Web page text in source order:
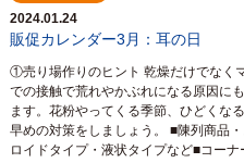
2024.01.24
販促カレンダー3月：耳の日
①売り場作りのヒント 乾燥だけでなく
での接触で荒れやかぶれになる原因に
ます。花粉やってくる季節、ひどくな
早めの対策をしましょう。 ■陳列商品
ロイドタイプ・液状タイプなど■コーナ